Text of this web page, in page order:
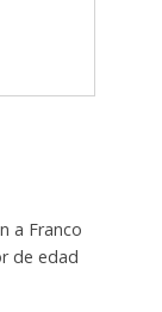
a Franco
de edad